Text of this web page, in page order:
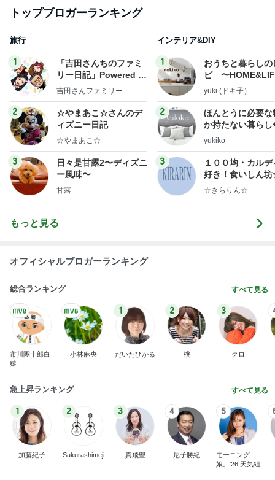
トップブロガーランキング
旅行
1
「吉田さんちのファミ
リー日記」Powered b
y Ameba 吉田さんファ
ログ
吉田さんファミリー
2
☆やまあこ☆さんのデ
ィズニー日記
☆やまあこ☆
3
日々是甘露2〜ディズニ
ー風味〜
甘露
インテリア&DIY
1
おうちと暮らしの
ピ 〜
yuki (ドキ子）
2
ほんとうに必要な
か持たない暮ら
ep Life Simple◆
yukiko
3
１００均・カルデ
好き！食いしん
らりん☆のブログ
☆きらりん☆
もっと見る
オフィシャルブロガーランキング
総合ランキング すべて見る
市川團十郎白
猿
小林麻央
1
だいたひかる
2
桃
3
クロ
急上昇ランキング すべて見る
1
加藤紀子
2
Sakurashimeji
3
真飛聖
4
尼子勝紀
5
モーニング
娘。'26 天気組